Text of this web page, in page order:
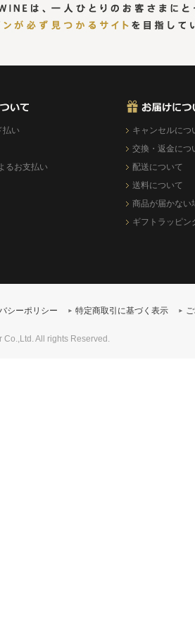
払い
るお支払い
キャンセルにつ
交換・返金につ
配送について
送料について
商品が届かない
ギフトラッピン
シーポリシー 特定商取引に基づく表示
All rights Reserved.